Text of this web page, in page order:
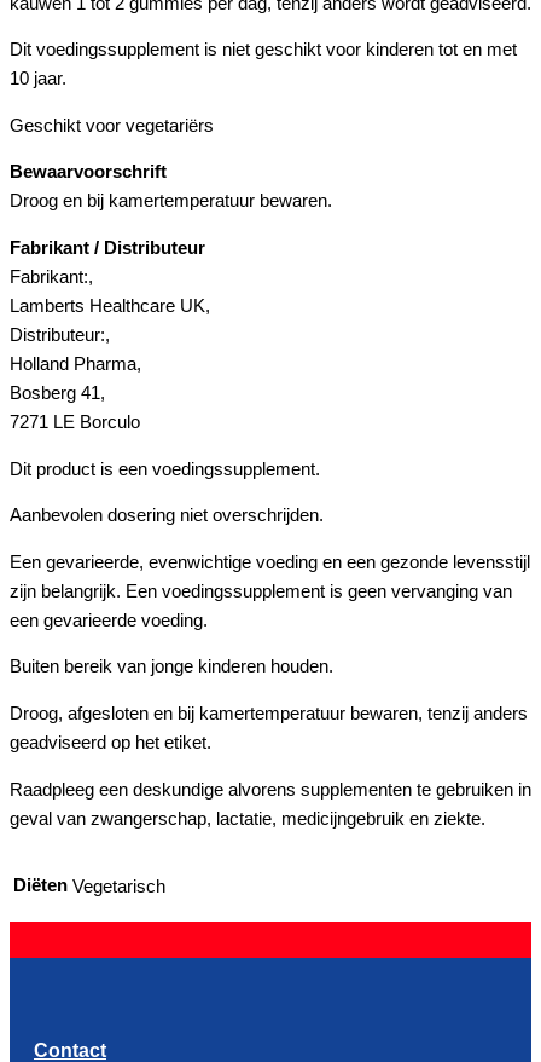
Dit voedingssupplement is niet geschikt voor kinderen tot en met
10 jaar.
Geschikt voor vegetariërs
Bewaarvoorschrift
Droog en bij kamertemperatuur bewaren.
Fabrikant / Distributeur
Fabrikant:,
Lamberts Healthcare UK,
Distributeur:,
Holland Pharma,
Bosberg 41,
7271 LE Borculo
Dit product is een voedingssupplement.
Aanbevolen dosering niet overschrijden.
Een gevarieerde, evenwichtige voeding en een gezonde levensstijl
zijn belangrijk. Een voedingssupplement is geen vervanging van
een gevarieerde voeding.
Buiten bereik van jonge kinderen houden.
Droog, afgesloten en bij kamertemperatuur bewaren, tenzij anders
geadviseerd op het etiket.
Raadpleeg een deskundige alvorens supplementen te gebruiken in
geval van zwangerschap, lactatie, medicijngebruik en ziekte.
Diëten Vegetarisch
Contact